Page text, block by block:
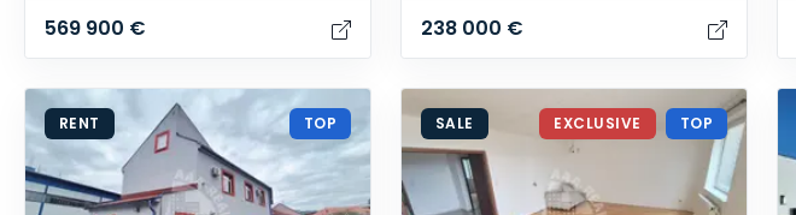
569 900 € 238 000 €
RENT TOP SALE EXCLUSIVE TOP